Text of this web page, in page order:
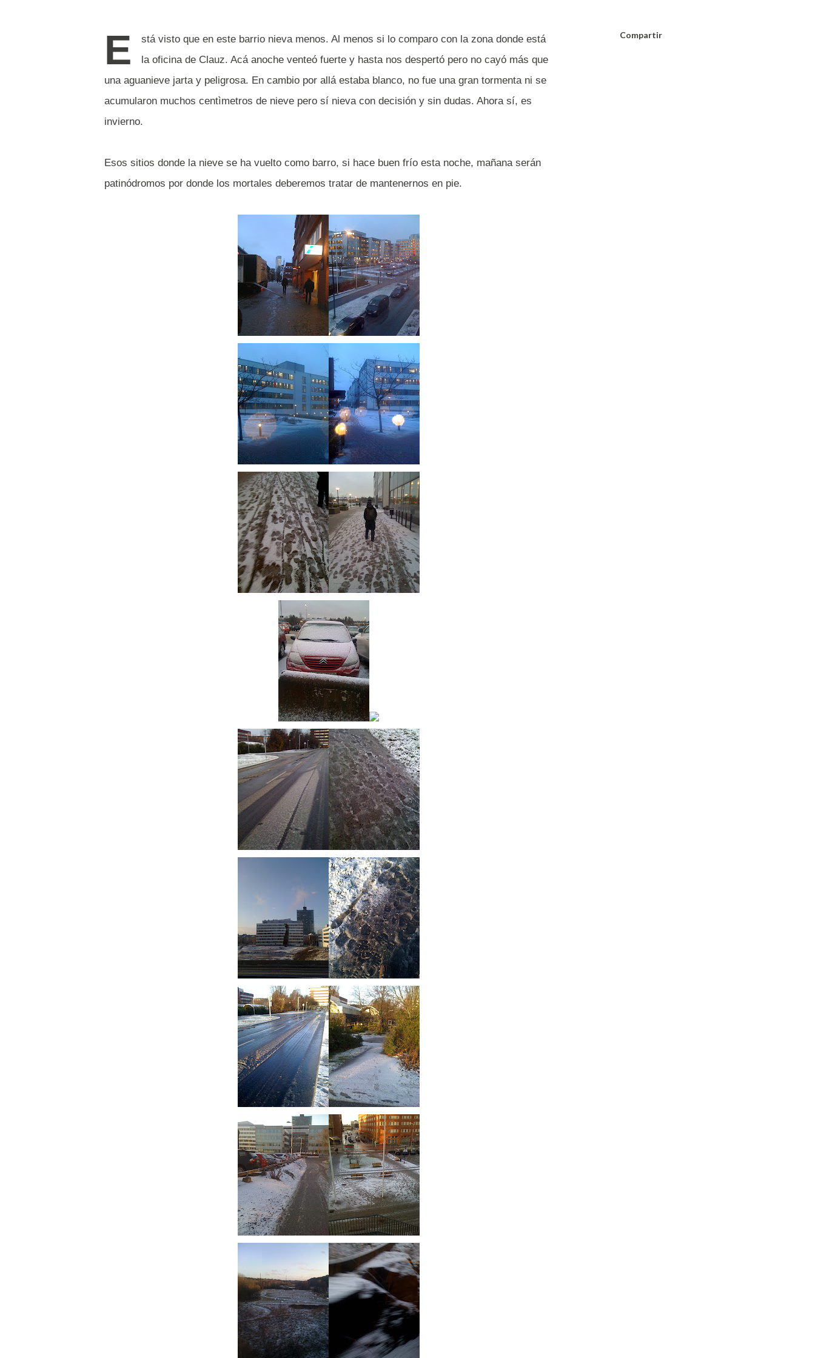
E
stá visto que en este barrio nieva menos. Al menos si lo comparo con la zona donde está
la oficina de Clauz. Acá anoche venteó fuerte y hasta nos despertó pero no cayó más que
una aguanieve jarta y peligrosa. En cambio por allá estaba blanco, no fue una gran tormenta ni se
acumularon muchos centìmetros de nieve pero sí nieva con decisión y sin dudas. Ahora sí, es
invierno.
Esos sitios donde la nieve se ha vuelto como barro, si hace buen frío esta noche, mañana serán
patinódromos por donde los mortales deberemos tratar de mantenernos en pie.
Compartir